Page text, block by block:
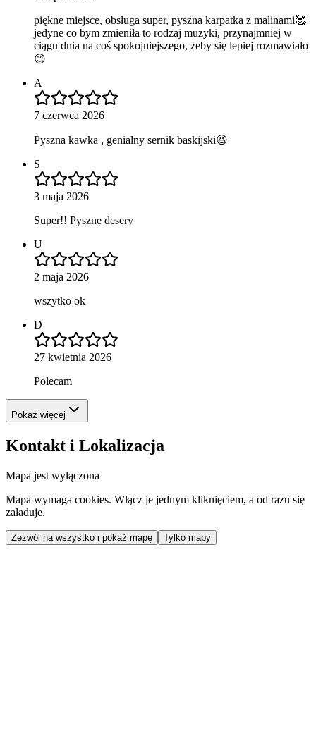
piękne miejsce, obsługa super, pyszna karpatka z malinami🥰
jedyne co bym zmieniła to rodzaj muzyki, przynajmniej w
ciągu dnia na coś spokojniejszego, żeby się lepiej rozmawiało
😊
A
7 czerwca 2026
Pyszna kawka , genialny sernik baskijski😆
S
3 maja 2026
Super!! Pyszne desery
U
2 maja 2026
wszytko ok
D
27 kwietnia 2026
Polecam
Pokaż więcej
Kontakt i Lokalizacja
Mapa jest wyłączona
Mapa wymaga cookies. Włącz je jednym kliknięciem, a od razu się
załaduje.
Zezwól na wszystko i pokaż mapę Tylko mapy